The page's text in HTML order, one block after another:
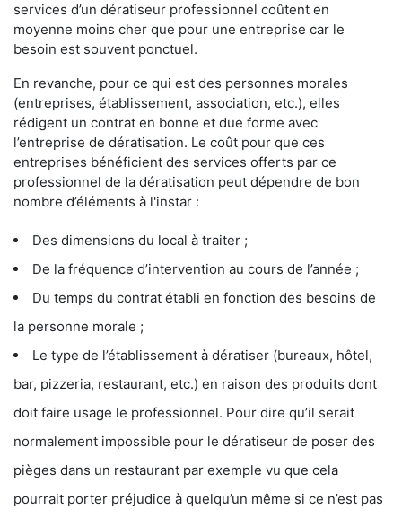
services d’un dératiseur professionnel coûtent en
moyenne moins cher que pour une entreprise car le
besoin est souvent ponctuel.
En revanche, pour ce qui est des personnes morales
(entreprises, établissement, association, etc.), elles
rédigent un contrat en bonne et due forme avec
l’entreprise de dératisation. Le coût pour que ces
entreprises bénéficient des services offerts par ce
professionnel de la dératisation peut dépendre de bon
nombre d’éléments à l'instar :
Des dimensions du local à traiter ;
De la fréquence d’intervention au cours de l’année ;
Du temps du contrat établi en fonction des besoins de
la personne morale ;
Le type de l’établissement à dératiser (bureaux, hôtel,
bar, pizzeria, restaurant, etc.) en raison des produits dont
doit faire usage le professionnel. Pour dire qu’il serait
normalement impossible pour le dératiseur de poser des
pièges dans un restaurant par exemple vu que cela
pourrait porter préjudice à quelqu’un même si ce n’est pas